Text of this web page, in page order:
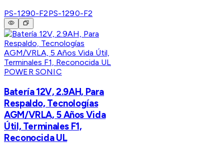
PS-1290-F2PS-1290-F2
POWER SONIC
Batería 12V, 2.9AH, Para
Respaldo, Tecnologías
AGM/VRLA, 5 Años Vida
Útil, Terminales F1,
Reconocida UL